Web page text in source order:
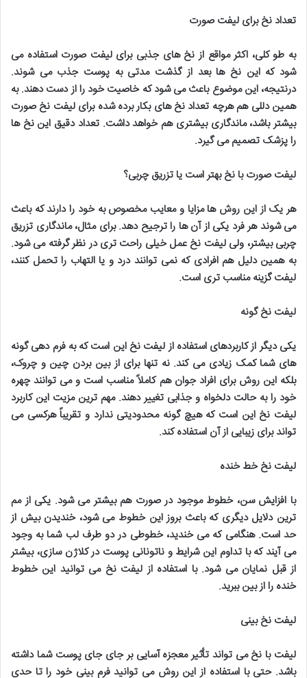
تعداد نخ برای لیفت صورت
به طو کلی، اکثر مواقع از نخ های جذبی برای لیفت صورت استفاده می
شود که این نخ ها بعد از گذشت مدتی به پوست جذب می شوند.
درنتیجه، این موضوع باعث می شود که خاصیت خود را از دست دهند. به
همین دللی هم هرچه تعداد نخ های بکار برده شده برای لیفت نخ صورت
بیشتر باشد، ماندگاری بیشتری هم خواهد داشت. تعداد دقیق این نخ ها
را پزشک تصمیم می گیرد.
لیفت صورت با نخ بهتر است یا تزریق چربی؟
هر یک از این روش ها مزایا و معایب مخصوص به خود را دارند که باعث
می شوند هر فرد یکی از آن ها را ترجیح دهد. برای مثال، ماندگاری تزریق
چربی بیشتر، ولی لیفت نخ عمل خیلی راحت تری در نظر گرفته می شود.
به همین دلیل هم افرادی که نمی توانند درد و یا التهاب را تحمل کنند،
لیفت گزینه مناسب تری است.
لیفت نخ گونه
یکی دیگر از کاربردهای استفاده از لیفت نخ این است که به فرم دهی گونه
های شما کمک زیادی می کند.نه تنها برای از بین بردن چین و چروک،
بلکه این روش برای افراد جوان هم کاملاً مناسب است و می توانند چهره
خود را به حالت دلخواه و جذابی تغییر دهند. مهم ترین مزیت این کاربرد
لیفت نخ این است که هیچ گونه محدودیتی ندارد و تقریباً هرکسی می
تواند برای زیبایی از آن استفاده کند.
لیفت نخ خط خنده
با افزایش سن، خطوط موجود در صورت هم بیشتر می شود. یکی از مم
ترین دلایل دیگری که باعث بروز این خطوط می شود، خندیدن بیش از
حد است. هنگامی که می خندید، خطوطی در دو طرف لب شما به وجود
می آیند که با تداوم این شرایط و ناتونانی پوست در کلاژن سازی، بیشتر
از قبل نمایان می شود. با استفاده از لیفت نخ می توانید این خطوط
خنده را از بین ببرید.
لیفت نخ بینی
لیفت با نخ می تواند تأثیر معجزه آسایی بر جای جای پوست شما داشته
باشد. حتی با استفاده از این روش می توانید فرم بینی خود را تا حدی